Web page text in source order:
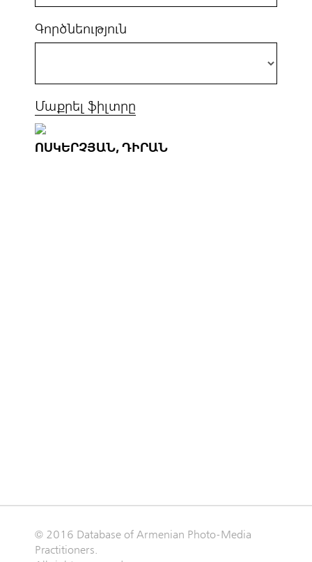
Գործնեություն
Մաքրել ֆիլտրը
ՈՍԿԵՐՉՅԱՆ, ԴԻՐԱՆ
© 2016 Database of Armenian Photo-Media
Practitioners.